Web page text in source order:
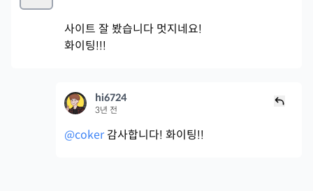
사이트 잘 봤습니다 멋지네요!
화이팅!!!
hi6724
3년 전
@coker 감사합니다! 화이팅!!